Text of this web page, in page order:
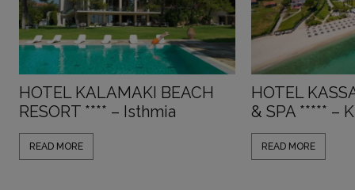
HOTEL KALAMAKI BEACH
RESORT **** – Isthmia
READ MORE
HOTEL
& SPA ***** –
READ MORE